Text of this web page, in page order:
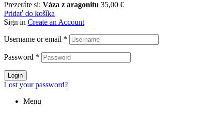
Prezeráte si: Váza z aragonitu 35,00 €
Pridať do košíka
Sign in Create an Account
Username or email *
Password *
Login
Lost your password?
Menu